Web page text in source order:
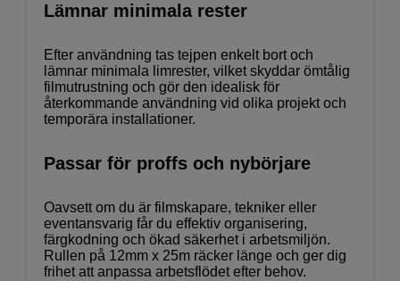
Lämnar minimala rester
Efter användning tas tejpen enkelt bort och
lämnar minimala limrester, vilket skyddar ömtålig
filmutrustning och gör den idealisk för
återkommande användning vid olika projekt och
temporära installationer.
Passar för proffs och nybörjare
Oavsett om du är filmskapare, tekniker eller
eventansvarig får du effektiv organisering,
färgkodning och ökad säkerhet i arbetsmiljön.
Rullen på 12mm x 25m räcker länge och ger dig
frihet att anpassa arbetsflödet efter behov.